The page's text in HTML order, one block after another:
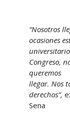
“Nosotros
ocasiones
Congreso,
queremos
llegar. Nos
derechos”,
Sena